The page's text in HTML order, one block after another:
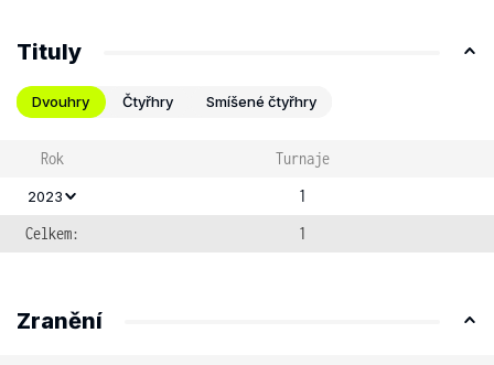
Tituly
Dvouhry Čtyřhry Smíšené čtyřhry
Rok Turnaje
2023
1
Celkem:
1
Zranění